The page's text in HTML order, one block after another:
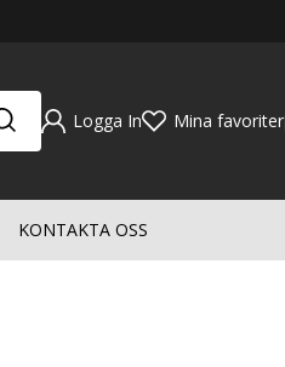
Logga In Mina favoriter
KONTAKTA OSS